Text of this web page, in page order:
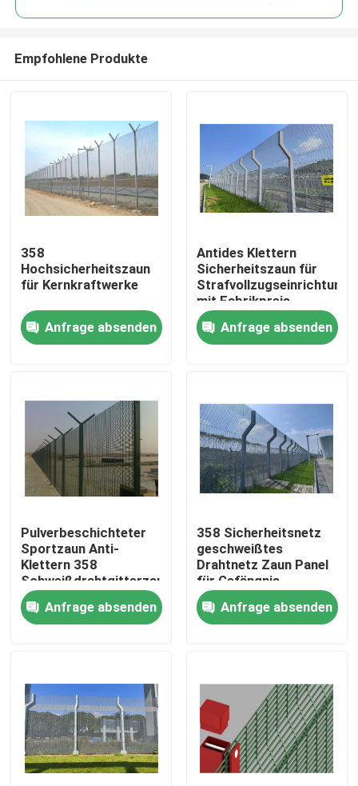
Haus
Videos
VR-Show
Über uns
Fabrik-Ausflug
Qualitätskontrolle
Nachrichten
Fechten der geschweißten Masche
Empfohlene Produkte
358
Hochsicherheitszaun
für Kernkraftwerke
Anfrage absenden
Antides Klettern
Sicherheitszaun für
mit Fabrikpreis
Anfrage absenden
Pulverbeschichteter
Sportzaun Anti-
Klettern 358
Schweißdrahtgitterzaun
für Flughafen
Anfrage absenden
358 Sicherheitsnetz
geschweißtes
Drahtnetz Zaun Panel
für Gefängnis
Anfrage absenden